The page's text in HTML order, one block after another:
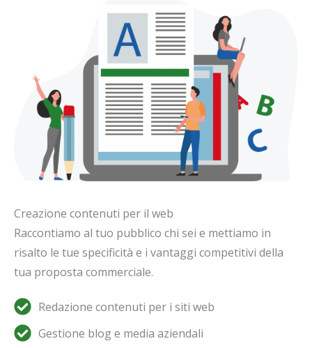
Creazione contenuti per il web
Raccontiamo al tuo pubblico chi sei e mettiamo in
risalto le tue specificità e i vantaggi competitivi della
tua proposta commerciale.
Redazione contenuti per i siti web
Gestione blog e media aziendali